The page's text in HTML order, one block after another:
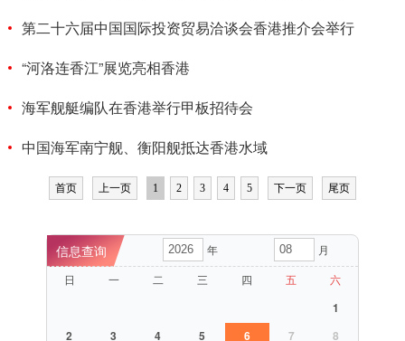
年
月
日
一 二 三 四 五 六
1
2
3 4 5 6 7 8
第二十六届中国国际投资贸易洽谈会香港推介会举行
“河洛连香江”展览亮相香港
海军舰艇编队在香港举行甲板招待会
中国海军南宁舰、衡阳舰抵达香港水域
首页 上一页 1 2 3 4 5 下一页 尾页